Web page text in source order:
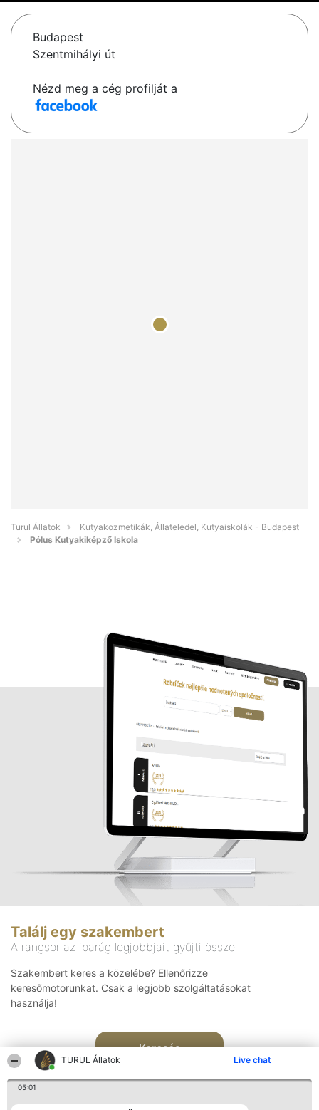
TURUL Állatok Live chat
05:01
Budapest
Szentmihályi út
Nézd meg a cég profilját a
Turul Állatok
Kutyakozmetikák, Állateledel, Kutyaiskolák - Budapest
Pólus Kutyakiképző Iskola
Találj egy szakembert
A rangsor az iparág legjobbjait gyűjti össze
Szakembert keres a közelébe? Ellenőrizze
keresőmotorunkat. Csak a legjobb szolgáltatásokat
használja!
Keresés